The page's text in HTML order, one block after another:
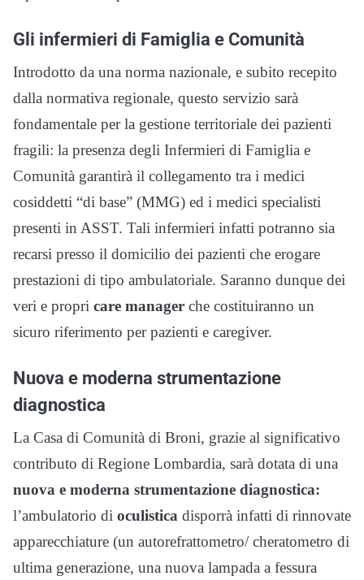
Gli infermieri di Famiglia e Comunità
Introdotto da una norma nazionale, e subito recepito
dalla normativa regionale, questo servizio sarà
fondamentale per la gestione territoriale dei pazienti
fragili: la presenza degli Infermieri di Famiglia e
Comunità garantirà il collegamento tra i medici
cosiddetti “di base” (MMG) ed i medici specialisti
presenti in ASST. Tali infermieri infatti potranno sia
recarsi presso il domicilio dei pazienti che erogare
prestazioni di tipo ambulatoriale. Saranno dunque dei
veri e propri care manager che costituiranno un
sicuro riferimento per pazienti e caregiver.
Nuova e moderna strumentazione
diagnostica
La Casa di Comunità di Broni, grazie al significativo
contributo di Regione Lombardia, sarà dotata di una
nuova e moderna strumentazione diagnostica:
l’ambulatorio di oculistica disporrà infatti di rinnovate
apparecchiature (un autorefrattometro/ cheratometro di
ultima generazione, una nuova lampada a fessura